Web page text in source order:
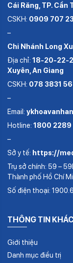
Cái Răng, TP. Cần
CSKH: 0909 707
–
Chi Nhánh Long
Địa chỉ: 18-20-22-
Xuyên, An Giang
CSKH: 078 3831
–
Email:
Hotline: 1800 2289
–
Sở y tế: https://
Trụ sở chính: 59 –
Thành phố Hồ Chí
Số điện thoại:
THÔNG TIN
Giới thiệu
Danh mục điều trị